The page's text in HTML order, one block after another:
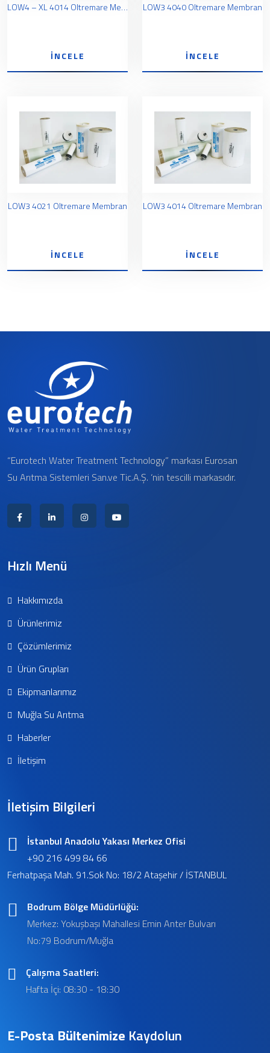
LOW4 – XL 4014 Oltremare Membran
İNCELE
LOW3 4040 Oltremare Membran
İNCELE
LOW3 4021 Oltremare Membran
İNCELE
LOW3 4014 Oltremare Membran
İNCELE
“Eurotech Water Treatment Technology” markası Eurosan
Su Arıtma Sistemleri San.ve Tic.A.Ş. ‘nin tescilli markasıdır.
Hızlı Menü
Hakkımızda
Ürünlerimiz
Çözümlerimiz
Ürün Grupları
Ekipmanlarımız
Muğla Su Arıtma
Haberler
İletişim
İletişim Bilgileri
İstanbul Anadolu Yakası Merkez Ofisi
+90 216 499 84 66
Ferhatpaşa Mah. 91.Sok No: 18/2 Ataşehir / İSTANBUL
Bodrum Bölge Müdürlüğü:
Merkez: Yokuşbaşı Mahallesi Emin Anter Bulvarı
No:79 Bodrum/Muğla
Çalışma Saatleri:
Hafta İçi: 08:30 - 18:30
E-Posta Bültenimize Kaydolun